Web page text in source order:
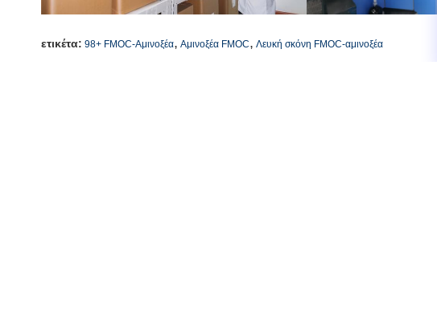
ετικέτα: 98+ FMOC-Αμινοξέα, Αμινοξέα FMOC, Λευκή σκόνη FMOC-αμινοξέα